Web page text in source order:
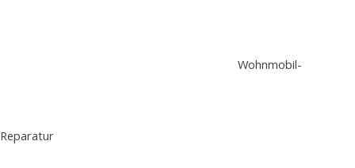
Wohnmobil-
Reparatur